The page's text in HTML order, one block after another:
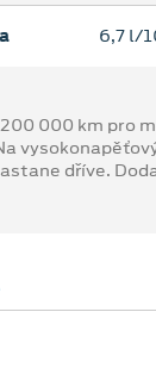
6,7 l/
000 km pro
dříve.